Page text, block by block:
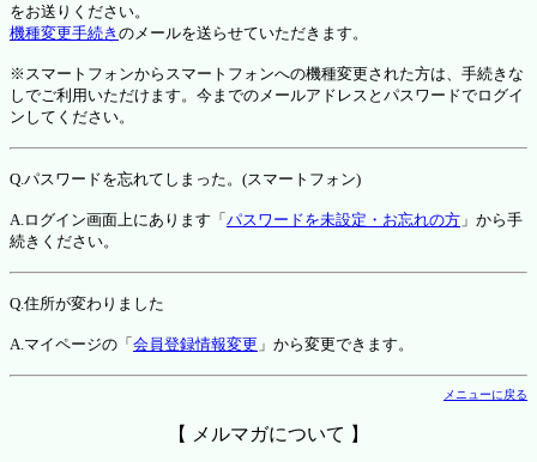
をお送りください。
機種変更手続き のメールを送らせていただきます。
※スマートフォンからスマートフォンへの機種変更された方は、手続きな
しでご利用いただけます。今までのメールアドレスとパスワードでログイ
ンしてください。
Q.パスワードを忘れてしまった。(スマートフォン)
A.ログイン画面上にあります「 パスワードを未設定・お忘れの方 」から手
続きください。
Q.住所が変わりました
A.マイページの「 会員登録情報変更 」から変更できます。
メニューに戻る
【 メルマガについて 】